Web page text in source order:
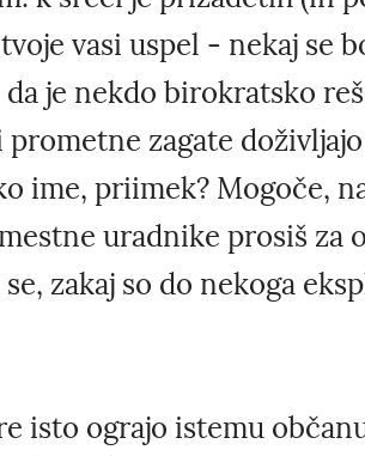
vasi uspel - nekaj se
je nekdo birokratsko
zagate
ime, priimek? Mogoče,
uradnike prosiš za
zakaj so do nekoga
isto ograjo istemu